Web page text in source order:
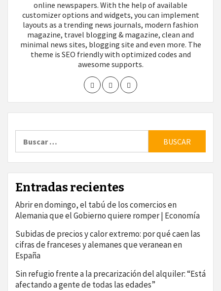
online newspapers. With the help of available
customizer options and widgets, you can implement
layouts as a trending news journals, modern fashion
magazine, travel blogging & magazine, clean and
minimal news sites, blogging site and even more. The
theme is SEO friendly with optimized codes and
awesome supports.
Entradas recientes
Abrir en domingo, el tabú de los comercios en
Alemania que el Gobierno quiere romper | Economía
Subidas de precios y calor extremo: por qué caen las
cifras de franceses y alemanes que veranean en
España
Sin refugio frente a la precarización del alquiler: “Está
afectando a gente de todas las edades”